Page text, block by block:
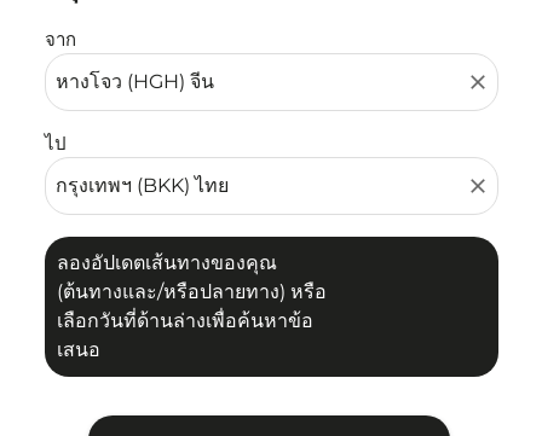
จาก
close
ไป
close
ลองอัปเดตเส้นทางของคุณ
(ต้นทางและ/หรือปลายทาง) หรือ
เลือกวันที่ด้านล่างเพื่อค้นหาข้อ
เสนอ